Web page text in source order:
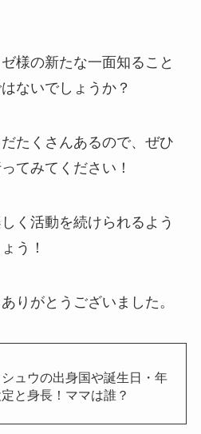
様の新たな一面知ること
ないでしょうか？
たくさんあるので、ぜひ
てみてください！
く活動を続けられるよう
う！
りがとうございました。
ュウの出身国や誕生日・年
と身長！ママは誰？